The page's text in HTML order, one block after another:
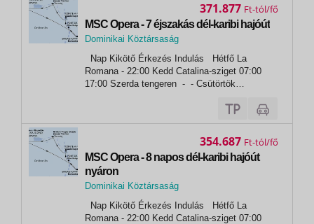
MSC Opera - 7 éjszakás dél-karibi hajóút
Dominikai Köztársaság
La Romana
Romana - 22:00 Kedd Catalina-sziget 07:00
17:00 Szerda tengeren - - Csütörtök
Pitre 07:00 16:00...
371.877 Ft
MSC Opera - 8 napos dél-karibi hajóút
nyáron
Dominikai Köztársaság
La Romana
Romana - 22:00 Kedd Catalina-sziget 07:00
354.687 Ft